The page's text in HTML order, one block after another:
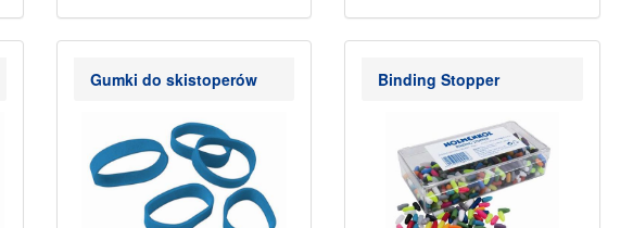
Gumki do skistoperów Binding Stopper